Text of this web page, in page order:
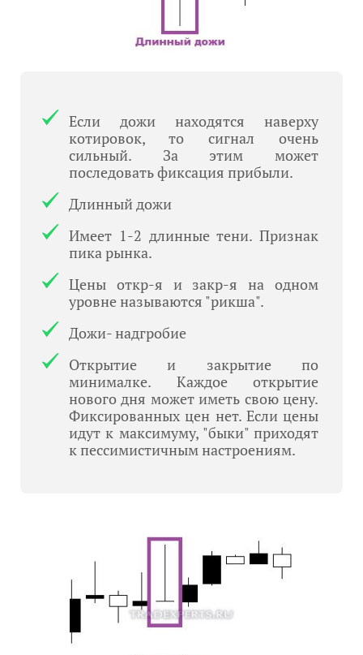
Если дожи находятся наверху
котировок, то сигнал очень
сильный. За этим может
последовать фиксация прибыли.
Длинный дожи
Имеет 1-2 длинные тени. Признак
пика рынка.
Цены откр-я и закр-я на одном
уровне называются "рикша".
Дожи- надгробие
Открытие и закрытие по
минималке. Каждое открытие
нового дня может иметь свою цену.
Фиксированных цен нет. Если цены
идут к максимуму, "быки" приходят
к пессимистичным настроениям.